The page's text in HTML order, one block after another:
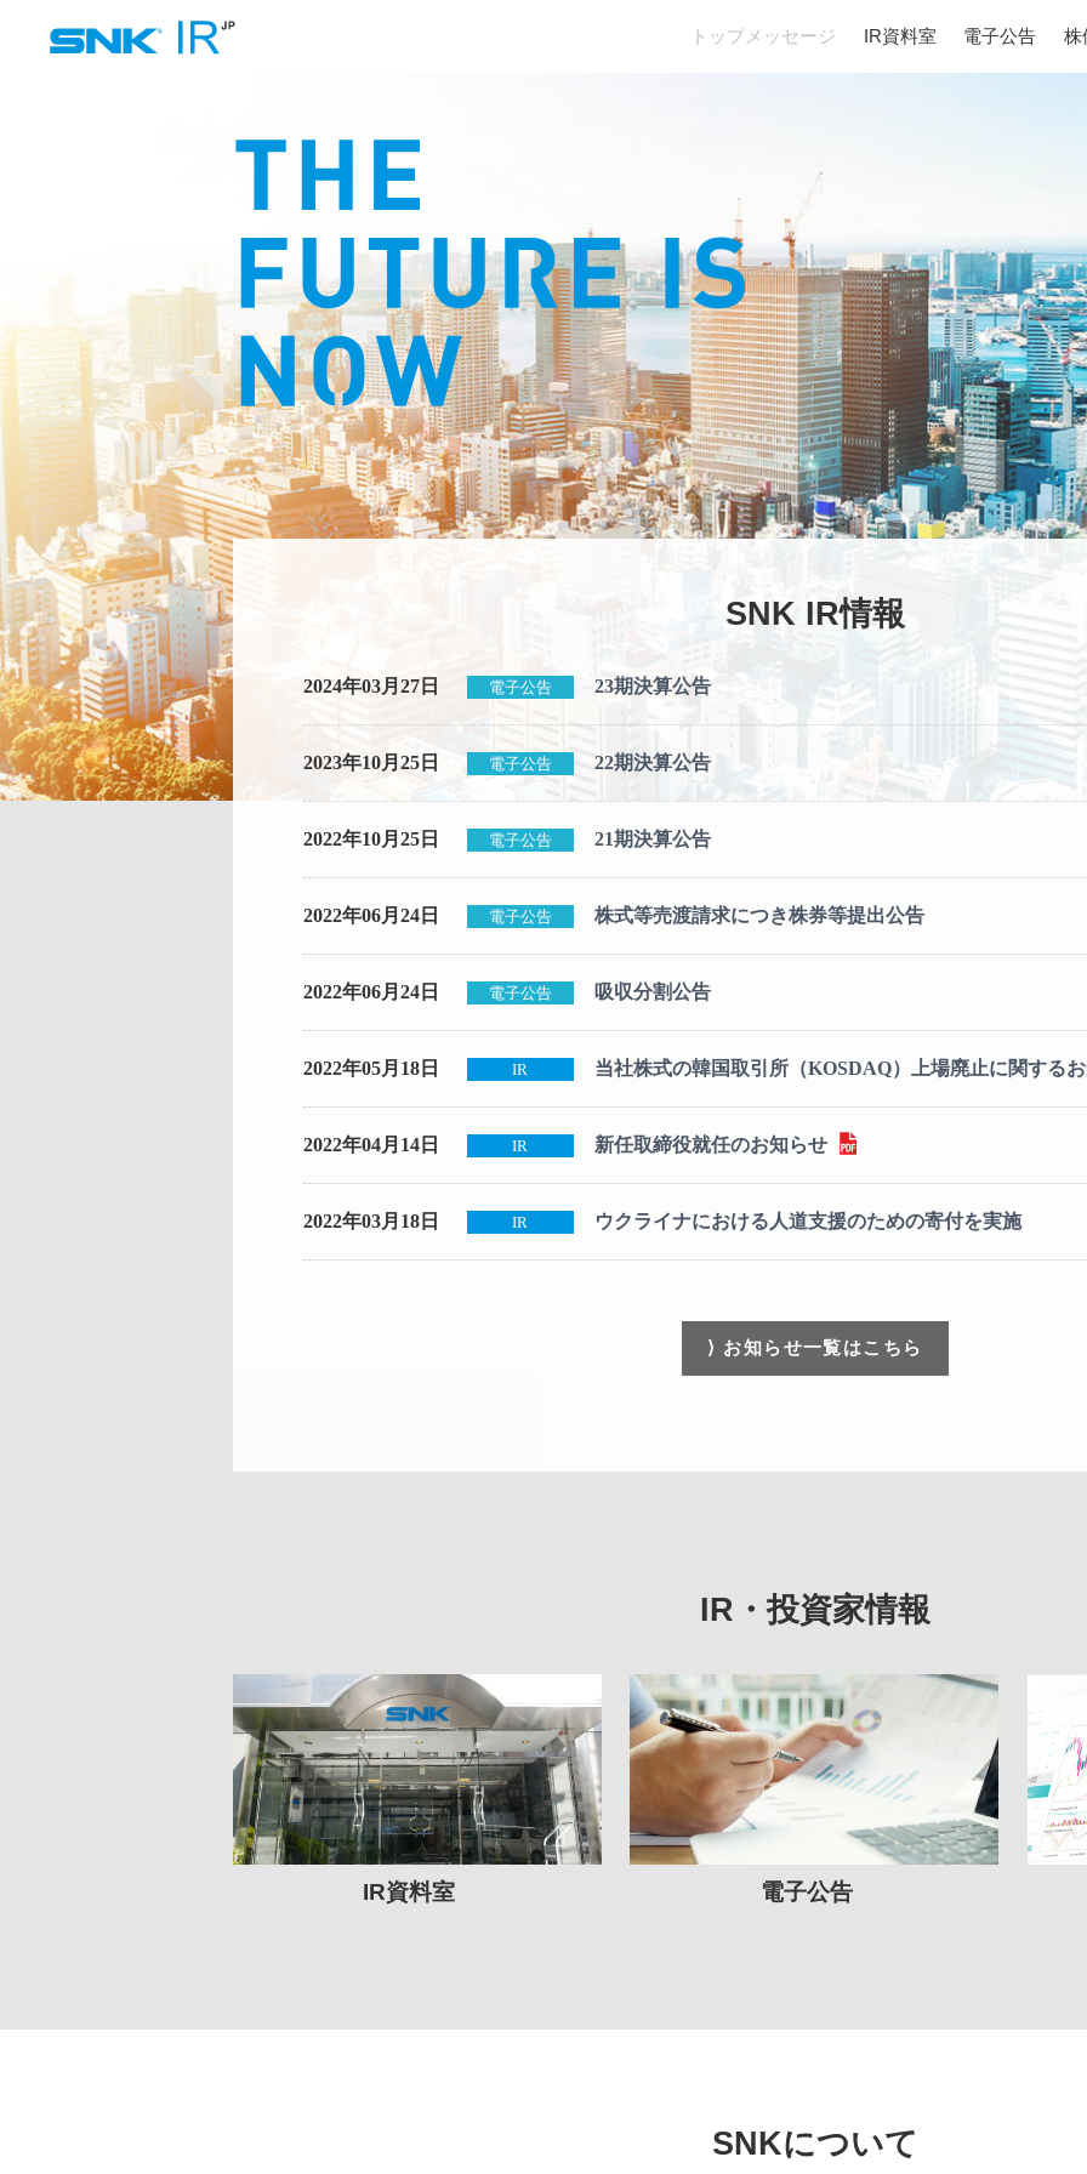
トップメッセージ IR資料室 電子公告 株
トップメッセージ IR資料室 電子公告 株
SNK IR情報
2024年03月27日 電子公告 23期決算公告
2023年10月25日 電子公告 22期決算公告
2022年10月25日 電子公告 21期決算公告
2022年06月24日 電子公告 株式等売渡請求につき株券等提出公告
2022年06月24日 電子公告 吸収分割公告
2022年05月18日 IR 当社株式の韓国取引所（KOSDAQ）上場廃止に関する
2022年04月14日 IR 新任取締役就任のお知らせ
2022年03月18日 IR ウクライナにおける人道支援のための寄付を実施
⟩ お知らせ一覧はこちら
IR・投資家情報
IR資料室 電子公告
SNKについて